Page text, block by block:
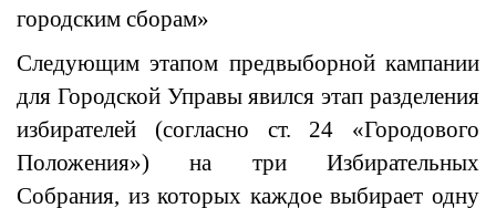
городским сборам»
Следующим этапом предвыборной кампании
для Городской Управы явился этап разделения
избирателей (согласно ст. 24 «Городового
Положения») на три Избирательных
Собрания, из которых каждое выбирает одну